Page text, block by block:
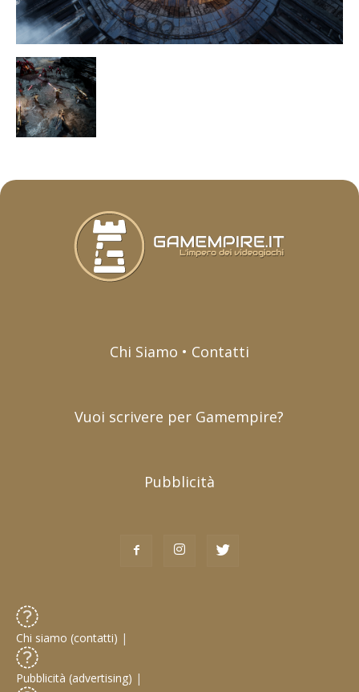
Chi Siamo • Contatti
Vuoi scrivere per Gamempire?
Pubblicità
Chi siamo (contatti) |
Pubblicità (advertising) |